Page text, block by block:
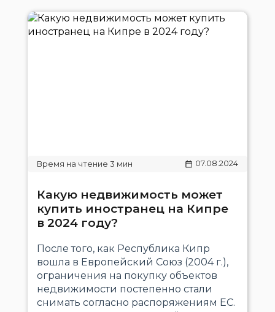
07.08.2024
Какую недвижимость может
купить иностранец на Кипре
в 2024 году?
После того, как Республика Кипр
вошла в Европейский Союз (2004 г.),
ограничения на покупку объектов
недвижимости постепенно стали
снимать согласно распоряжениям ЕС.